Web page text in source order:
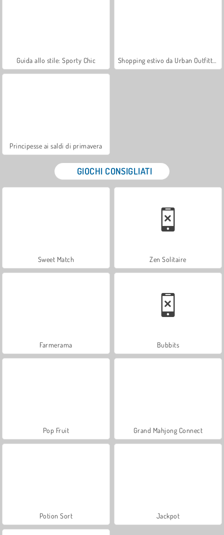
Guida allo stile: Sporty Chic
Principesse ai saldi di primavera
GIOCHI CONSIGLIATI
Sweet Match Zen Solitaire
Farmerama Bubbits
Pop Fruit Grand Mahjong Connect
Potion Sort Jackpot